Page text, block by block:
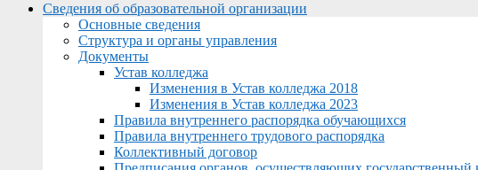
Menu
Сведения об образовательной организации
Основные сведения
Структура и органы управления
Документы
Устав колледжа
Изменения в Устав колледжа 2018
Изменения в Устав колледжа 2023
Правила внутреннего распорядка обучающихся
Правила внутреннего трудового распорядка
Коллективный договор